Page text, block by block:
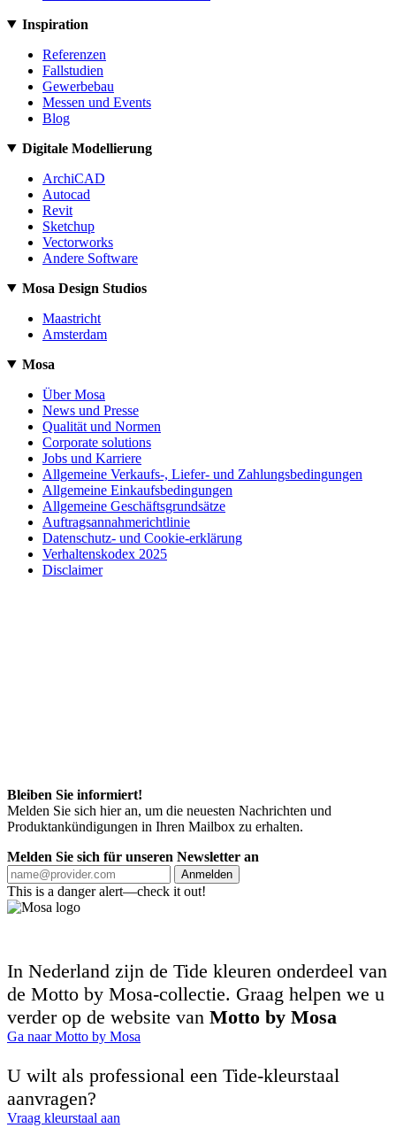
Inspiration
Referenzen
Fallstudien
Gewerbebau
Messen und Events
Blog
Digitale Modellierung
ArchiCAD
Autocad
Revit
Sketchup
Vectorworks
Andere Software
Mosa Design Studios
Maastricht
Amsterdam
Mosa
Über Mosa
News und Presse
Qualität und Normen
Corporate solutions
Jobs und Karriere
Allgemeine Verkaufs-, Liefer- und Zahlungsbedingungen
Allgemeine Einkaufsbedingungen
Allgemeine Geschäftsgrundsätze
Auftragsannahmerichtlinie
Datenschutz- und Cookie-erklärung
Verhaltenskodex 2025
Disclaimer
Bleiben Sie informiert!
Melden Sie sich hier an, um die neuesten Nachrichten und
Produktankündigungen in Ihren Mailbox zu erhalten.
Melden Sie sich für unseren Newsletter an
Anmelden
This is a danger alert—check it out!
In Nederland zijn de Tide kleuren onderdeel van
de Motto by Mosa-collectie. Graag helpen we u
verder op de website van Motto by Mosa
Ga naar Motto by Mosa
U wilt als professional een Tide-kleurstaal
aanvragen?
Vraag kleurstaal aan